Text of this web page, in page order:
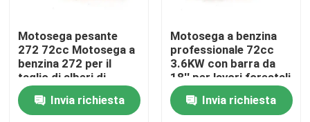
Prodotti
Video
Motosega pesante
272 72cc Motosega a
benzina 272 per il
taglio di alberi di
grandi dimensioni
Invia richiesta
Motosega a benzina
professionale 72cc
3.6KW con barra da
18'' per lavori forestali
e agricoli intensivi
Invia richiesta